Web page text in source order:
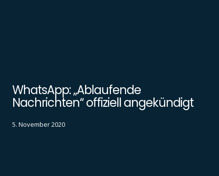
WhatsApp: „Ablaufende
Nachrichten“ offiziell angekündigt
5. November 2020